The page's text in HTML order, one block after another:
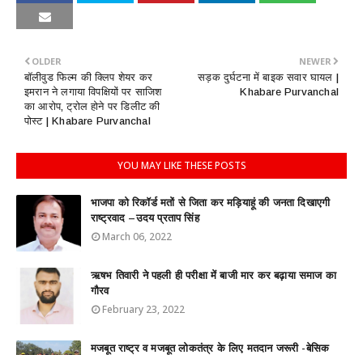
NEWER
सड़क दुर्घटना में बाइक सवार घायल |
Khabare Purvanchal
OLDER
बॉलीवुड फिल्म की क्लिप शेयर कर
इमरान ने लगाया विपक्षियों पर साजिश
का आरोप, ट्रोल होने पर डिलीट की
पोस्ट | Khabare Purvanchal
YOU MAY LIKE THESE POSTS
भाजपा को रिकॉर्ड मतों से जिता कर मड़ियाहूं की जनता दिखाएगी
राष्ट्रवाद –उदय प्रताप सिंह
March 06, 2022
ऋषभ तिवारी ने पहली ही परीक्षा में बाजी मार कर बढ़ाया समाज का
गौरव
February 23, 2022
मजबूत राष्ट्र व मजबूत लोकतंत्र के लिए मतदान जरूरी -बेसिक